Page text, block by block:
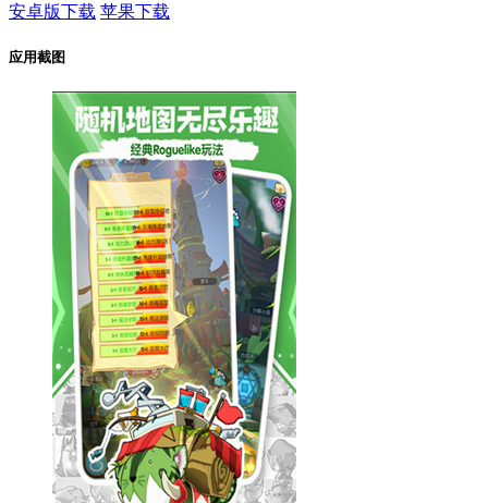
安卓版下载 苹果下载
应用截图